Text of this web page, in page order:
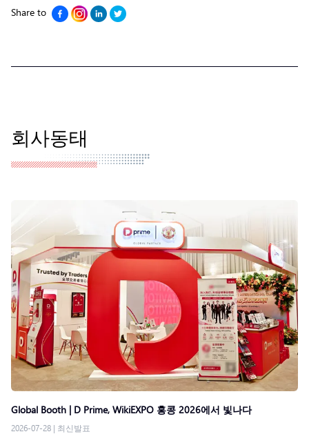
Share to
회사동태
Global Booth | D Prime, WikiEXPO 홍콩 2026에서 빛나다
2026-07-28 | 최신발표